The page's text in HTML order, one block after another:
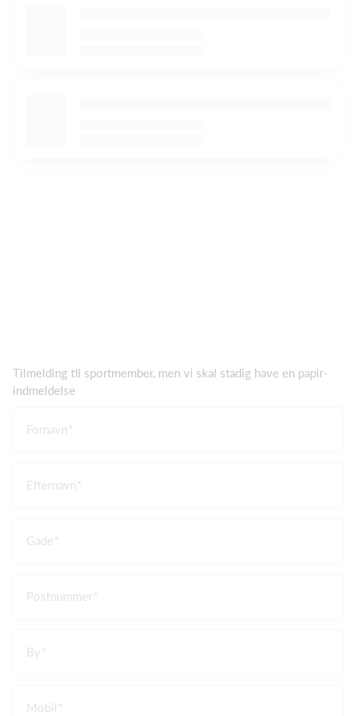
Tilmelding til sportmember, men vi skal stadig have en papir-
indmeldelse
Fornavn
Efternavn
Gade
Postnummer
By
Mobil